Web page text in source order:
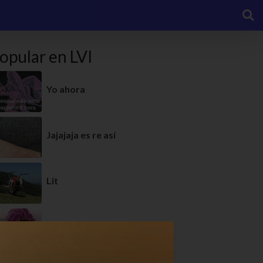
en LVI
Yo ahora
Jajajaja es re así
Lit